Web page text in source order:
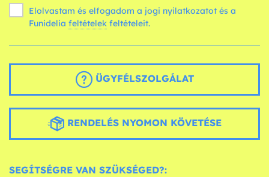
Elolvastam és elfogadom a jogi nyilatkozatot és a
Funidelia feltételek feltételeit.
ÜGYFÉLSZOLGÁLAT
RENDELÉS NYOMON KÖVETÉSE
SEGÍTSÉGRE VAN SZÜKSÉGED?: